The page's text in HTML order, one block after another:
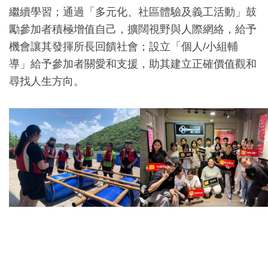
繼續學習；通過「多元化、社區體驗及義工活動」鼓
勵參加者積極增值自己，擴闊視野與人際網絡，給予
機會讓其發揮所長回饋社會；設立「個人/小組輔
導」給予參加者關愛和支援，助其建立正確價值觀和
尋找人生方向。